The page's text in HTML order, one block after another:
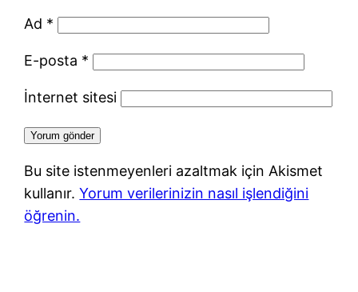
Ad *
E-posta *
İnternet sitesi
Bu site istenmeyenleri azaltmak için Akismet
kullanır.Yorum verilerinizin nasıl işlendiğini
öğrenin.